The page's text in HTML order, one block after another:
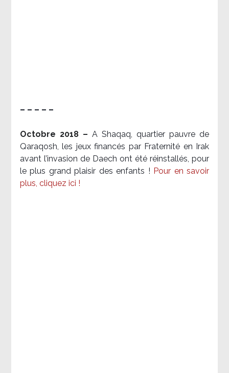
– – – – –
Octobre 2018 – A Shaqaq, quartier pauvre de
Qaraqosh, les jeux financés par Fraternité en Irak​
avant l’invasion de Daech ont été réinstallés, pour
le plus grand plaisir des enfants ! Pour en savoir
plus, cliquez ici !